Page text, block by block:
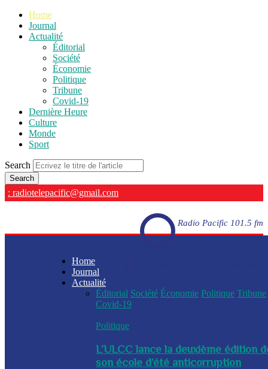
Home
Journal
Actualité
Éditorial
Société
Économie
Politique
Tribune
Covid-19
Dernière Heure
Culture
Monde
Sport
Search
: radiotelepacific@gmail.com
Radio Pacific 101.5 fm
Home
Journal
Actualité
Éditorial Société Économie Politique Tribune
Covid-19
Politique
L’ULCC lance la deuxième édition
son école d’été anticorruption